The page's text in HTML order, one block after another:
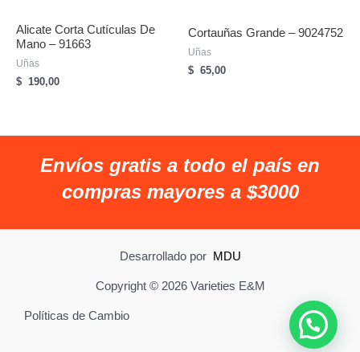
Alicate Corta Cutículas De
Mano – 91663
Uñas
$ 190,00
Cortauñas Grande – 9024752
Uñas
$ 65,00
Envíos gratis a todo el país en
compras mayores a $3000
Desarrollado por MDU
Copyright © 2026 Varieties E&M
Políticas de Cambio